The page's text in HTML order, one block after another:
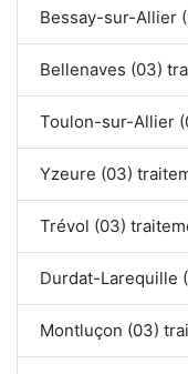
Bessay-sur-Allier
Bellenaves (03)
Toulon-sur-Allier
Yzeure (03)
Trévol (03)
Durdat-Larequille
Montluçon (03)